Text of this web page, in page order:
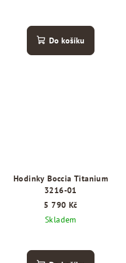
Do košíku
Hodinky Boccia Titanium
3216-01
5 790 Kč
Skladem